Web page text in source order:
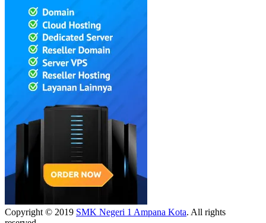
Copyright © 2019 SMK Negeri 1 Ampana Kota. All rights